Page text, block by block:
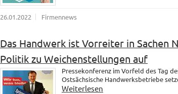
26.01.2022 Firmennews
Das Handwerk ist Vorreiter in Sachen
Politik zu Weichenstellungen auf
Pressekonferenz im Vorfeld des Tag
Ostsächsische Handwerksbetriebe
Weiterlesen